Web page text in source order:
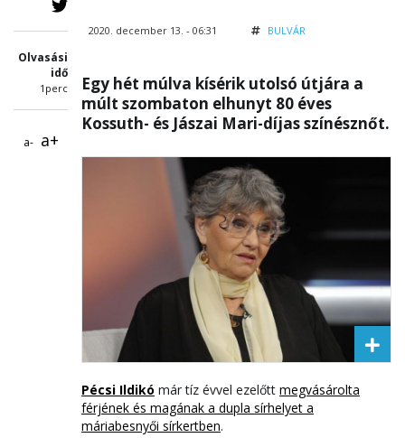
Olvasási
idő
1perc
a- a+
2020. december 13. - 06:31 BULVÁR
Egy hét múlva kísérik utolsó útjára a
múlt szombaton elhunyt 80 éves
Kossuth- és Jászai Mari-díjas színésznőt.
Pécsi Ildikó már tíz évvel ezelőtt megvásárolta
férjének és magának a dupla sírhelyet a
máriabesnyői sírkertben.